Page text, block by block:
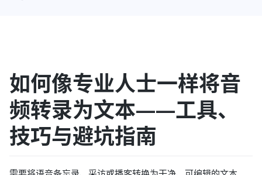
如何像专业人士一样将音
频转录为文本——工具、
技巧与避坑指南